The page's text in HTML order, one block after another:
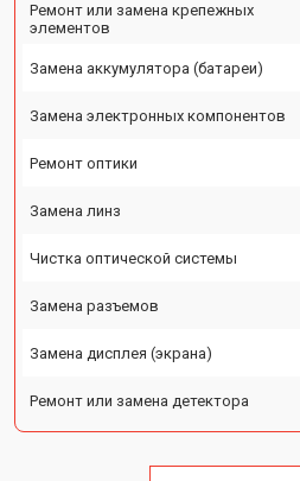
Ремонт или замена крепежных
элементов
Замена аккумулятора (батареи)
Замена электронных компонентов
Ремонт оптики
Замена линз
Чистка оптической системы
Замена разъемов
Замена дисплея (экрана)
Ремонт или замена детектора